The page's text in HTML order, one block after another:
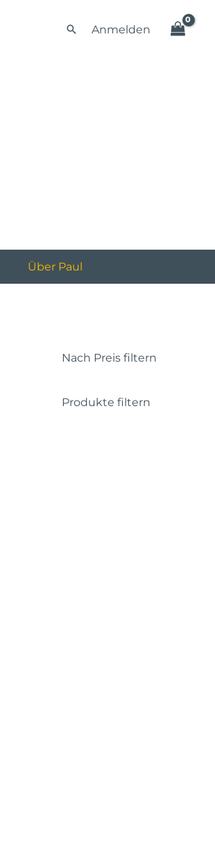
SuchenAnmelden
Über Paul
Nach Preis filtern
Produkte filtern